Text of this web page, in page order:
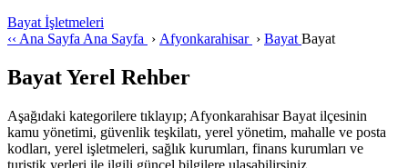
Bayat İşletmeleri
‹‹ Ana Sayfa Ana Sayfa › Afyonkarahisar › Bayat Bayat
Bayat Yerel Rehber
Aşağıdaki kategorilere tıklayıp; Afyonkarahisar Bayat ilçesinin
kamu yönetimi, güvenlik teşkilatı, yerel yönetim, mahalle ve posta
kodları, yerel işletmeleri, sağlık kurumları, finans kurumları ve
turistik yerleri ile ilgili güncel bilgilere ulaşabilirsiniz.